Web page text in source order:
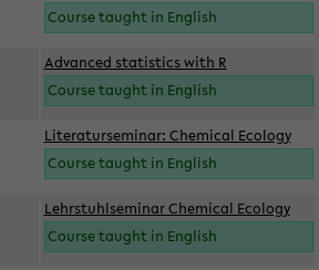
Course taught in English
Advanced statistics with R
Course taught in English
Literaturseminar: Chemical Ecology
Course taught in English
Lehrstuhlseminar Chemical Ecology
Course taught in English